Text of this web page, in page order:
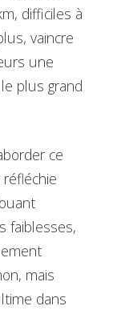
difficiles à
vaincre
une
plus grand
ce
faiblesses,
mais
dans